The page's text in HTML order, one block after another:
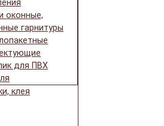
оконные,
гарнитуры
для ПВХ
клея